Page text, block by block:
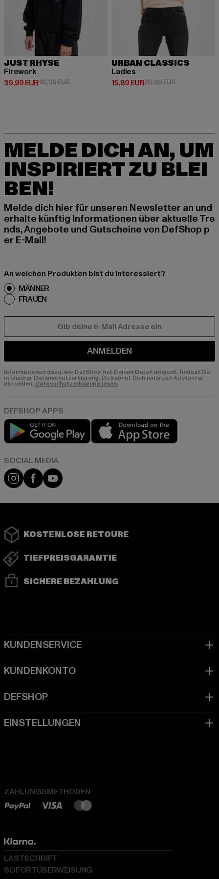
JUST RHYSE
Firework
39,99 EUR
Derzeitiger Preis: 39,99 EUR
49,99 EURAktionspreis: 49,99 EUR
URBAN CLASSICS
Ladies
15,89 EUR
Derzeitiger Preis: 15,89 EUR
29,99 EURAktionspreis:
MELDE DICH AN, UM
INSPIRIERT ZU BLEI
BEN!
Melde dich hier für unseren Newsletter an und
erhalte künftig Informationen über aktuelle Tre
nds, Angebote und Gutscheine von DefShop p
er E-Mail!
An welchen Produkten bist du interessiert?
MÄNNER
FRAUEN
ANMELDEN
Informationen dazu, wie DefShop mit Deinen Daten umgeht, findest Du
in unserer Datenschutzerklärung. Du kannst Dich jederzeit kostenfei
abmelden. Datenschutzerklärung lesen.
Play market
Instagram
FacebookYouTube
KOSTENLOSE RETOURE
TIEFPREISGARANTIE
SICHERE BEZAHLUNG
ZAHLUNGSMETHODEN
LASTSCHRIFT
SOFORTÜBERWEISUNG